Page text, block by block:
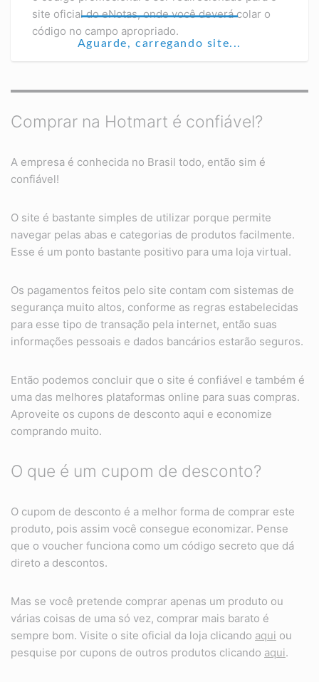
Aguarde, carregando site...
site oficial do eNotas, onde você deverá colar o
código no campo apropriado.
Comprar na Hotmart é confiável?
A empresa é conhecida no Brasil todo, então sim é
confiável!
O site é bastante simples de utilizar porque permite
navegar pelas abas e categorias de produtos facilmente.
Esse é um ponto bastante positivo para uma loja virtual.
Os pagamentos feitos pelo site contam com sistemas de
segurança muito altos, conforme as regras estabelecidas
para esse tipo de transação pela internet, então suas
informações pessoais e dados bancários estarão seguros.
Então podemos concluir que o site é confiável e também é
uma das melhores plataformas online para suas compras.
Aproveite os cupons de desconto aqui e economize
comprando muito.
O que é um cupom de desconto?
O cupom de desconto é a melhor forma de comprar este
produto, pois assim você consegue economizar. Pense
que o voucher funciona como um código secreto que dá
direto a descontos.
Mas se você pretende comprar apenas um produto ou
várias coisas de uma só vez, comprar mais barato é
sempre bom. Visite o site oficial da loja clicando aqui ou
pesquise por cupons de outros produtos clicando aqui.